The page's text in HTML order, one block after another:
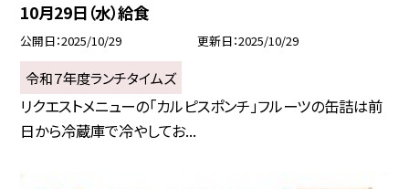
10月29日（水）給食
公開日 2025/10/29 更新日 2025/10/29
令和７年度ランチタイムズ
リクエストメニューの「カルピスポンチ」フルーツの缶詰は前
日から冷蔵庫で冷やしてお...